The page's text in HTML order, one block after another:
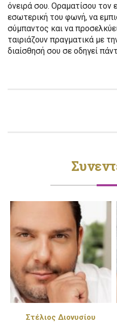
όνειρά σου. Οραματίσου τον
εσωτερική του φωνή, να
σύμπαντος και να
ταιριάζουν πραγματικά με
διαίσθησή σου σε οδηγεί
Στέλιος Διονυσίου